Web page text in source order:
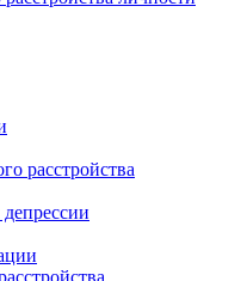
расстройства